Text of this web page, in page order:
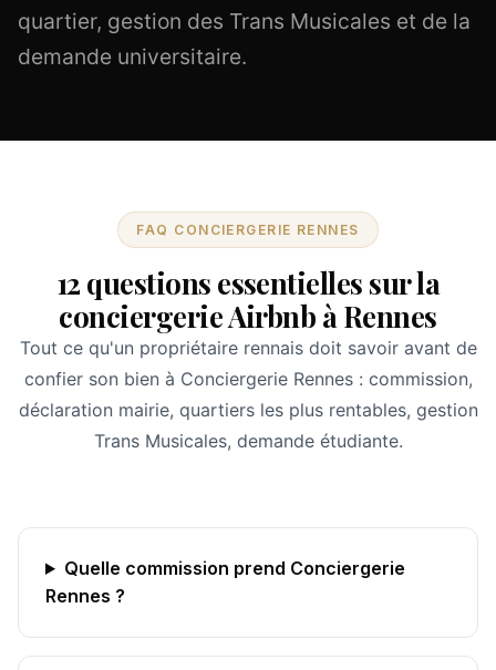
quartier, gestion des Trans Musicales et de la
demande universitaire.
FAQ CONCIERGERIE RENNES
12 questions essentielles sur la
conciergerie Airbnb à Rennes
Tout ce qu'un propriétaire rennais doit savoir avant de
confier son bien à Conciergerie Rennes : commission,
déclaration mairie, quartiers les plus rentables, gestion
Trans Musicales, demande étudiante.
Quelle commission prend Conciergerie
Rennes ?